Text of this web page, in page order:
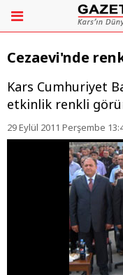
Cezaevi'nde
Kars Cumhuriyet
etkinlik renkli
29 Eylül 2011 Perşembe